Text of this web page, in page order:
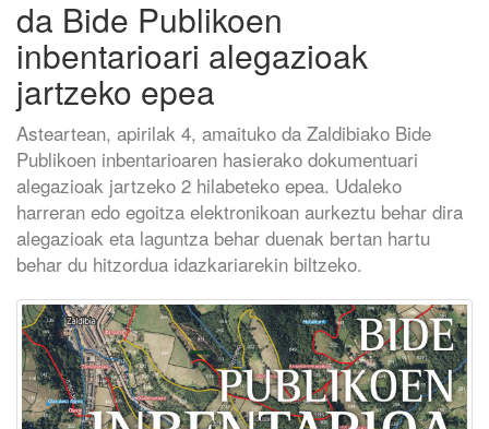
da Bide Publikoen
inbentarioari alegazioak
jartzeko epea
Asteartean, apirilak 4, amaituko da Zaldibiako Bide
Publikoen inbentarioaren hasierako dokumentuari
alegazioak jartzeko 2 hilabeteko epea. Udaleko
harreran edo egoitza elektronikoan aurkeztu behar dira
alegazioak eta laguntza behar duenak bertan hartu
behar du hitzordua idazkariarekin biltzeko.